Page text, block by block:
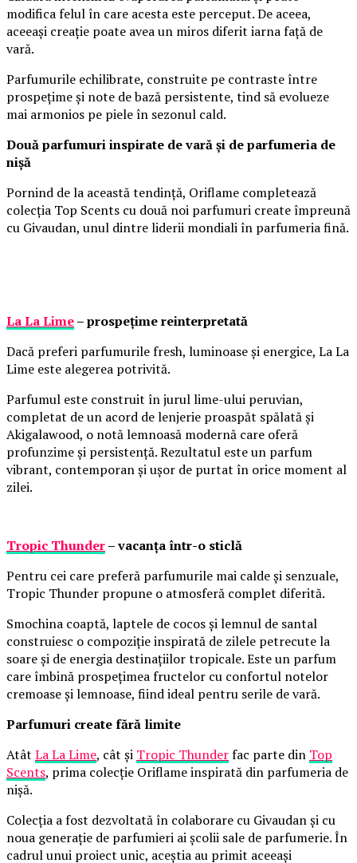
modifica felul în care acesta este perceput. De aceea,
aceeași creație poate avea un miros diferit iarna față de
vară.
Parfumurile echilibrate, construite pe contraste între
prospețime și note de bază persistente, tind să evolueze
mai armonios pe piele în sezonul cald.
Două parfumuri inspirate de vară și de parfumeria de
nișă
Pornind de la această tendință, Oriflame completează
colecția Top Scents cu două noi parfumuri create împreună
cu Givaudan, unul dintre liderii mondiali în parfumeria fină.
La La Lime– prospețime reinterpretată
Dacă preferi parfumurile fresh, luminoase și energice, La La
Lime este alegerea potrivită.
Parfumul este construit în jurul lime-ului peruvian,
completat de un acord de lenjerie proaspăt spălată și
Akigalawood, o notă lemnoasă modernă care oferă
profunzime și persistență. Rezultatul este un parfum
vibrant, contemporan și ușor de purtat în orice moment al
zilei.
Tropic Thunder– vacanța într-o sticlă
Pentru cei care preferă parfumurile mai calde și senzuale,
Tropic Thunder propune o atmosferă complet diferită.
Smochina coaptă, laptele de cocos și lemnul de santal
construiesc o compoziție inspirată de zilele petrecute la
soare și de energia destinațiilor tropicale. Este un parfum
care îmbină prospețimea fructelor cu confortul notelor
cremoase și lemnoase, fiind ideal pentru serile de vară.
Parfumuri create fără limite
Atât La La Lime, cât și Tropic Thunderfac parte din Top
Scents, prima colecție Oriflame inspirată din parfumeria de
nișă.
Colecția a fost dezvoltată în colaborare cu Givaudan și cu
noua generație de parfumieri ai școlii sale de parfumerie. În
cadrul unui proiect unic, aceștia au primit aceeași